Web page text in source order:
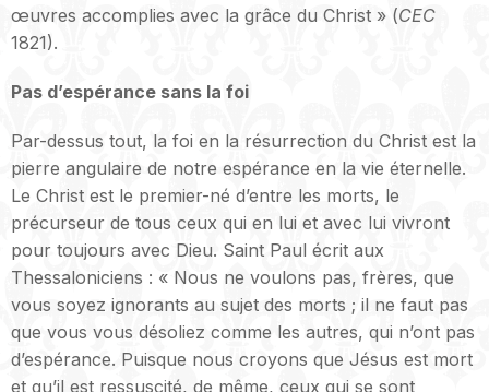
œuvres accomplies avec la grâce du Christ » (CEC
1821).
Pas d’espérance sans la foi
Par-dessus tout, la foi en la résurrection du Christ est la
pierre angulaire de notre espérance en la vie éternelle.
Le Christ est le premier-né d’entre les morts, le
précurseur de tous ceux qui en lui et avec lui vivront
pour toujours avec Dieu. Saint Paul écrit aux
Thessaloniciens : « Nous ne voulons pas, frères, que
vous soyez ignorants au sujet des morts ; il ne faut pas
que vous vous désoliez comme les autres, qui n’ont pas
d’espérance. Puisque nous croyons que Jésus est mort
et qu’il est ressuscité, de même, ceux qui se sont